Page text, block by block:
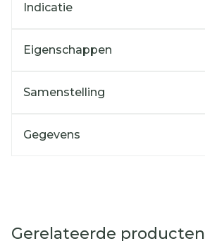
Indicatie
Eigenschappen
Samenstelling
Gegevens
Gerelateerde producten